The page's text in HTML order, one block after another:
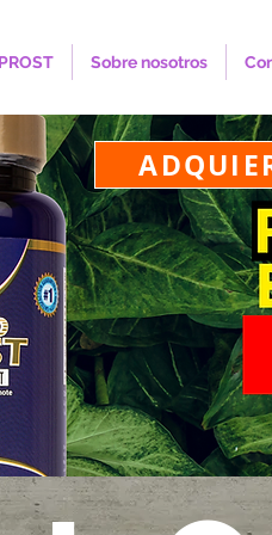
Sobre nosotros